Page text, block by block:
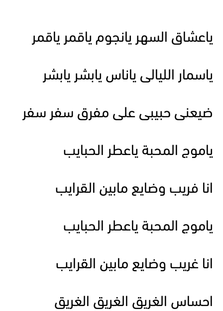
ياعشاق السهر يانجوم ياقمر ياقمر
ياسمار الليالى ياناس يابشر يابشر
ضيعنى حبيبى على مفرق سفر سفر
ياموج المحبة ياعطر الحبايب
انا فريب وضايع مابين القرايب
ياموج المحبة ياعطر الحبايب
انا غريب وضايع مابين القرايب
احساس الغريق الغريق الغريق